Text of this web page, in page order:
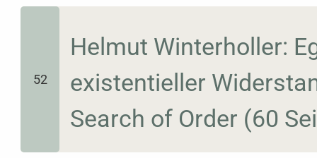
52
Helmut Winterholler:
existentieller
Search of Order (60